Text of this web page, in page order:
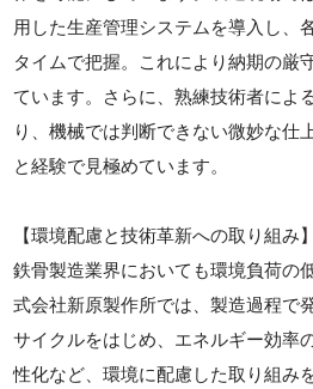
用した生産管理システムを導入し、
タイムで把握。これにより納期の厳
ています。さらに、熟練技術者によ
り、機械では判断できない微妙な仕
と経験で見極めています。
【環境配慮と技術革新への取り組み】
鉄骨製造業界においても環境負荷の
式会社新原製作所では、製造過程で
サイクルをはじめ、エネルギー効率
性化など、環境に配慮した取り組み